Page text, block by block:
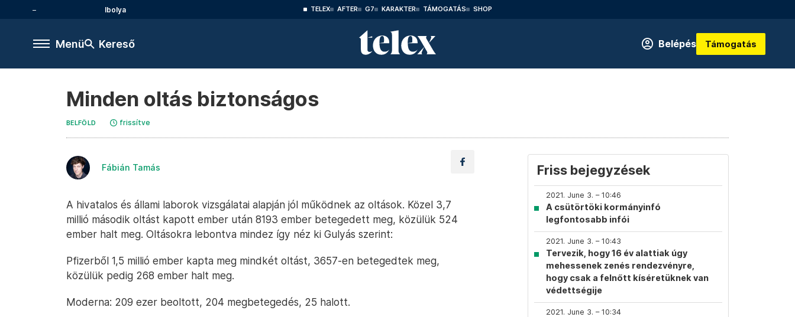
Ibolya TELEX AFTER G7 KARAKTER TÁMOGATÁS SHOP
Menü Kereső Belépés Támogatás
Minden oltás biztonságos
BELFÖLD frissítve
Fábián Tamás
A hivatalos és állami laborok vizsgálatai alapján jól működnek az oltások. Közel 3,7
millió második oltást kapott ember után 8193 ember betegedett meg, közülük 524
ember halt meg. Oltásokra lebontva mindez így néz ki Gulyás szerint:
Pfizerből 1,5 millió ember kapta meg mindkét oltást, 3657-en betegedtek meg,
közülük pedig 268 ember halt meg.
Moderna: 209 ezer beoltott, 204 megbetegedés, 25 halott.
Friss bejegyzések
2021. June 3. – 10:46
A csütörtöki kormányinfó
legfontosabb infói
2021. June 3. – 10:43
Tervezik, hogy 16 év alattiak úgy
mehessenek zenés rendezvényre,
hogy csak a felnőtt kíséretüknek van
védettségije
2021. June 3. – 10:34